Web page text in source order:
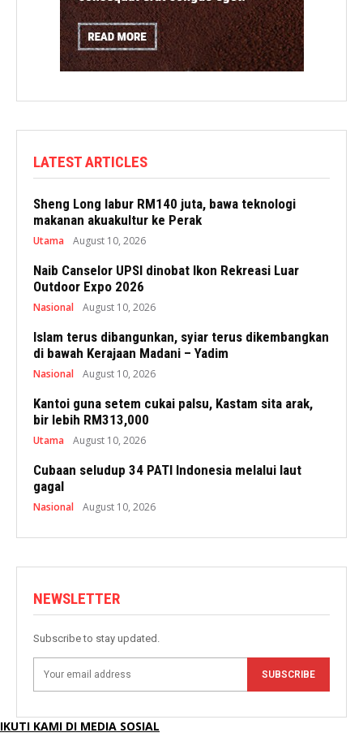
LATEST ARTICLES
Sheng Long labur RM140 juta, bawa teknologi
makanan akuakultur ke Perak
Utama August 10, 2026
Naib Canselor UPSI dinobat Ikon Rekreasi Luar
Outdoor Expo 2026
Nasional August 10, 2026
Islam terus dibangunkan, syiar terus dikembangkan
di bawah Kerajaan Madani – Yadim
Nasional August 10, 2026
Kantoi guna setem cukai palsu, Kastam sita arak,
bir lebih RM313,000
Utama August 10, 2026
Cubaan seludup 34 PATI Indonesia melalui laut
gagal
Nasional August 10, 2026
NEWSLETTER
Subscribe to stay updated.
SUBSCRIBE
IKUTI KAMI DI MEDIA SOSIAL